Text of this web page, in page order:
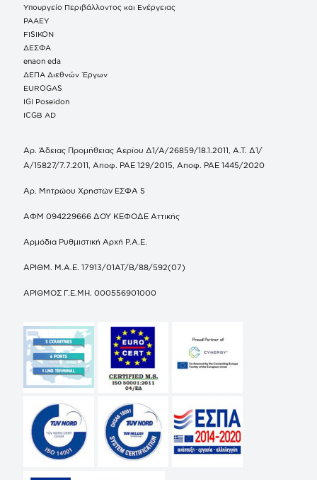
Υπουργείο Περιβάλλοντος και Ενέργειας
ΡΑΑΕΥ
FISIKON
ΔΕΣΦΑ
enaon eda
ΔΕΠΑ Διεθνών Έργων
EUROGAS
IGI Poseidon
ICGB AD
Αρ. Άδειας Προμήθειας Αερίου Δ1/Α/26859/18.1.2011, Α.Τ. Δ1/
Α/15827/7.7.2011, Αποφ. ΡΑΕ 129/2015, Αποφ. ΡΑΕ 1445/2020
Αρ. Μητρώου Χρηστών ΕΣΦΑ 5
ΑΦΜ 094229666 ΔΟΥ ΚΕΦΟΔΕ Αττικής
Αρμόδια Ρυθμιστική Αρχή Ρ.Α.Ε.
ΑΡΙΘΜ. Μ.Α.Ε. 17913/01ΑΤ/Β/88/592(07)
ΑΡΙΘΜΟΣ Γ.Ε.ΜΗ. 000556901000